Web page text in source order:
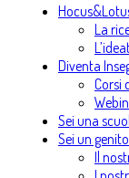
La
Diventa
Corsi
Sei una
Sei un
Il